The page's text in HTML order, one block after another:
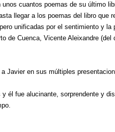
cuantos poemas de su último
llegar a los poemas del libro que
unificadas por el sentimiento y la
de Cuenca, Vicente Aleixandre (del
Javier en sus múltiples
él fue alucinante, sorprendente y